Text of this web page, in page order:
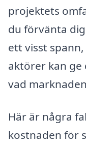
projektets
du förvänta
ett visst
aktörer kan
vad
Här är några
kostnaden för